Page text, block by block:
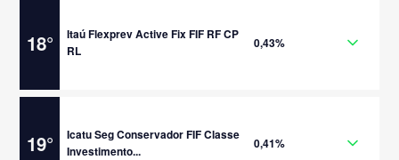
18°
Itaú Flexprev Active Fix FIF RF CP
RL
0,43%
19°
Icatu Seg Conservador FIF Classe
Investimento...
0,41%